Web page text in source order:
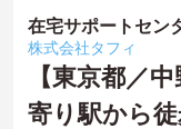
在宅サポートセン
株式会社タフィ
【東京都／
寄り駅から